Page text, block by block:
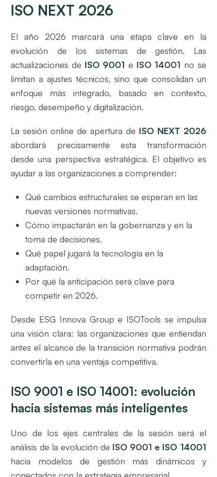
ISO NEXT 2026
El año 2026 marcará una etapa clave en la
evolución de los sistemas de gestión. Las
actualizaciones de ISO 9001 e ISO 14001 no se
limitan a ajustes técnicos, sino que consolidan un
enfoque más integrado, basado en contexto,
riesgo, desempeño y digitalización.
La sesión online de apertura de ISO NEXT 2026
abordará precisamente esta transformación
desde una perspectiva estratégica. El objetivo es
ayudar a las organizaciones a comprender:
Qué cambios estructurales se esperan en las
nuevas versiones normativas.
Cómo impactarán en la gobernanza y en la
toma de decisiones.
Qué papel jugará la tecnología en la
adaptación.
Por qué la anticipación será clave para
competir en 2026.
Desde ESG Innova Group e ISOTools se impulsa
una visión clara: las organizaciones que entiendan
antes el alcance de la transición normativa podrán
convertirla en una ventaja competitiva.
ISO 9001 e ISO 14001: evolución
hacia sistemas más inteligentes
Uno de los ejes centrales de la sesión será el
análisis de la evolución de ISO 9001 e ISO 14001
hacia modelos de gestión más dinámicos y